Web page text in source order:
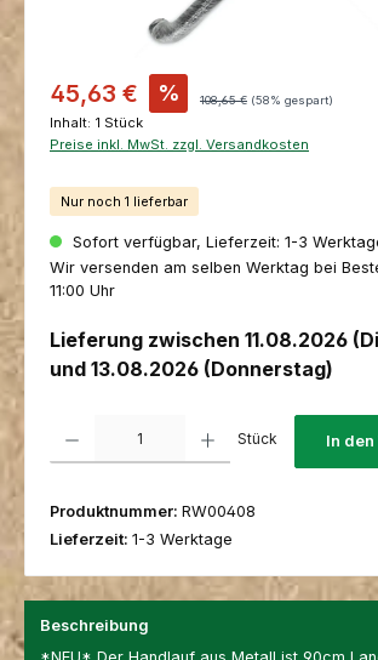
Verkaufspreis:
45,63 € % Regulärer Preis:
108,65 € (58% gespart)
Inhalt: 1 Stück
Preise inkl. MwSt. zzgl. Versandkosten
Nur noch 1 lieferbar
Sofort verfügbar, Lieferzeit: 1-3
Wir versenden am selben Werktag bei
11:00 Uhr
Lieferung zwischen 11.08.2026
und 13.08.2026 (Donnerstag)
Stück In den
Produktnummer: RW00408
Lieferzeit: 1-3 Werktage
Beschreibung